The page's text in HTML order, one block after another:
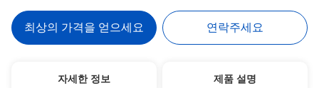
최상의 가격을 얻으세요 연락주세요
자세한 정보 제품 설명